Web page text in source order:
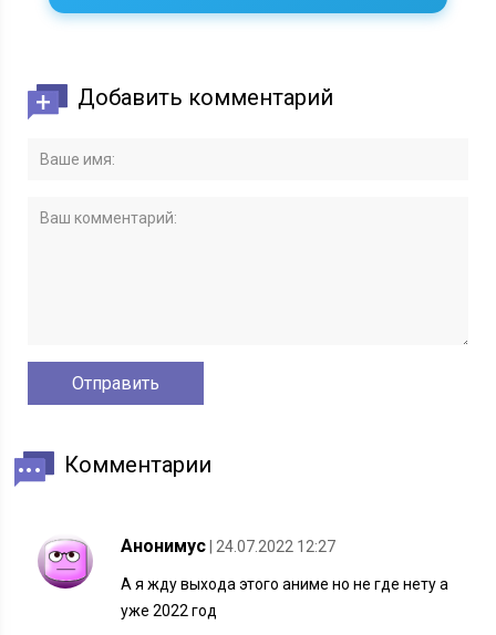
Добавить комментарий
Комментарии
Анонимус | 24.07.2022 12:27
А я жду выхода этого аниме но не где нету а
уже 2022 год